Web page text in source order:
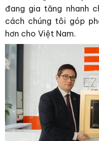
đang gia tăng nhanh
cách chúng tôi góp
hơn cho Việt Nam.